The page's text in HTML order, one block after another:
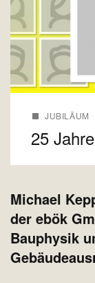
JUBILÄUM
25
Michael
der ebök
Bauphysik